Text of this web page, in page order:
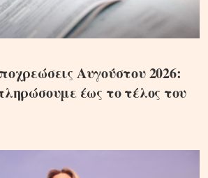
Αυγούστου 2026:
έως το τέλος του